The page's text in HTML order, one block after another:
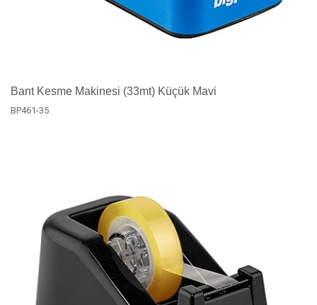
Bant Kesme Makinesi (33mt) Küçük Mavi
BP461-35